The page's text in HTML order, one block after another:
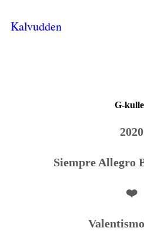
Kalvudden
G-
2020
Siempre Allegro
❤️